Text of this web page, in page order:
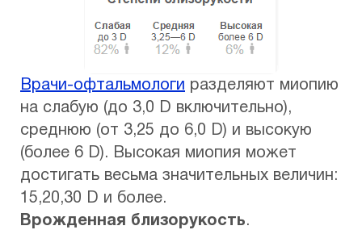
Врачи-офтальмологи разделяют миопию
на слабую (до 3,0 D включительно),
среднюю (от 3,25 до 6,0 D) и высокую
(более 6 D). Высокая миопия может
достигать весьма значительных величин:
15,20,30 D и более.
Врожденная близорукость.